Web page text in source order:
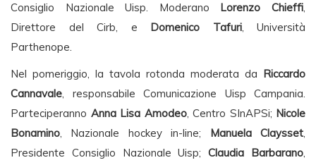
Consiglio Nazionale Uisp. Moderano Lorenzo Chieffi,
Direttore del Cirb, e
Domenico Tafuri, Università
Parthenope.
Nel pomeriggio, la tavola rotonda moderata da Riccardo
Cannavale, responsabile Comunicazione Uisp Campania.
Parteciperanno Anna Lisa Amodeo, Centro SInAPSi; Nicole
Bonamino, Nazionale hockey in-line; Manuela Claysset,
Presidente Consiglio Nazionale Uisp;Claudia Barbarano,